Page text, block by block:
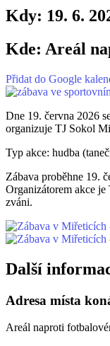
Kdy: 19. 6.
Kde: Areál
Přidat do Google
Dne 19. června 2026
organizuje TJ Sokol
Typ akce: hudba
Zábava proběhne 19.
Organizátorem akce
zváni.
Další
Adresa místa
Areál naproti